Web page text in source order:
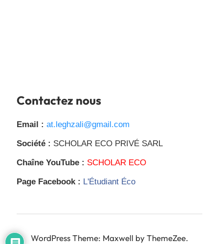
Contactez nous
Email : at.leghzali@gmail.com
Société : SCHOLAR ECO PRIVÉ SARL
Chaîne YouTube : SCHOLAR ECO
Page Facebook : L'Étudiant Éco
WordPress Theme: Maxwell by ThemeZee.